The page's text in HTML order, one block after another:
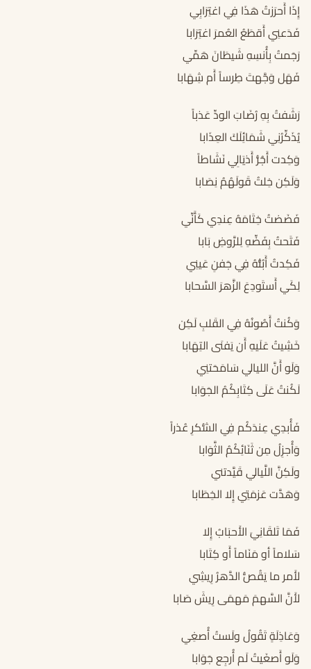
إِذَا أَحرَزتُ هَذَا فِي اغتِرَابِي
فَدَعنِي أَقطَعُ العُمرَ اغتِرَابا
رَجَمتُ بِأُنسِهِ شَيطَانَ هَمِّي
فَهَل وَجَّهتَ طِرساً أَم شِهَابا
رَشَفتُ بِهِ رُضَابَ الودِّ عَذباً
يُذَكِّرُنِي شَمَائِلَكَ العِذَابا
وَكِدت أَجُرُّ أَذيَالِي نَشَاطاً
وَلَكِن خِلتُ قَولَهُمُ نِصَابا
فَضَضتُ خِتَامَهُ عِندِي كَأَنِّي
فَتَحتُ بِفَضِّهِ لِلرَّوضِ بَابا
فَكِدتُ أَبُثُّهُ فِي جَفنِ عَينِي
لِكَي أَستَودِعَ الزَّهرَ السَّحابا
وَكُنتُ أَصُونُهُ فِي القَلبِ لَكِن
خَشِيتُ عَلَيهِ أَن يَفنَى التِهَابا
وَلَو أَنَّ الليالي سَامَحَتنِي
لَكُنتُ عَلَى كِتَابِكُمُ الجَوَابا
فَأُبدِي عِندَكُم فِي الشُّكرِ عُذراً
وَأُجزِلُ مِن ثَنَائِكُمُ الثَّوَابا
ولَكِنَّ اللَّيالي قَيَّدتني
وَهَدَّت عَزمَتِي إِلا الخِطَابا
فَمَا تَلقَانِيَ الأَحبَابُ إِلا
سَلاماً أو مَنَاماً أَو كِتَابا
لأَمر ما يَقُصُّ الدَّهرُ رِيشِي
لأَنَّ السَّهمَ مَهمَى رِيشَ صَابا
وَعَاذِلَةٍ تَقُولُ ولَستُ أُصغِي
وَلَو أَصغَيتُ لَم أُرجِع جَوَابا